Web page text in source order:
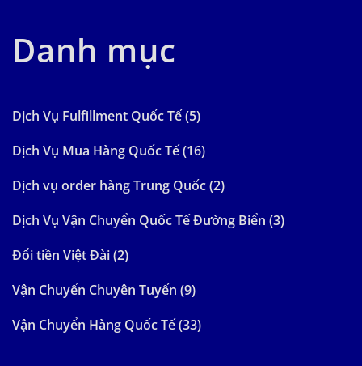
Danh mục
Dịch Vụ Fulfillment Quốc Tế(5)
Dịch Vụ Mua Hàng Quốc Tế(16)
Dịch vụ order hàng Trung Quốc(2)
Dịch Vụ Vận Chuyển Quốc Tế Đường Biển (3)
Đổi tiền Việt Đài(2)
Vận Chuyển Chuyên Tuyến (9)
Vận Chuyển Hàng Quốc Tế(33)